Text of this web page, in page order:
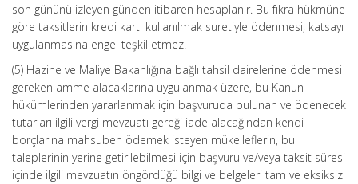
son gününü izleyen günden itibaren hesaplanır. Bu fıkra hükmüne
göre taksitlerin kredi kartı kullanılmak suretiyle ödenmesi, katsayı
uygulanmasına engel teşkil etmez.
(5) Hazine ve Maliye Bakanlığına bağlı tahsil dairelerine ödenmesi
gereken amme alacaklarına uygulanmak üzere, bu Kanun
hükümlerinden yararlanmak için başvuruda bulunan ve ödenecek
tutarları ilgili vergi mevzuatı gereği iade alacağından kendi
borçlarına mahsuben ödemek isteyen mükelleflerin, bu
taleplerinin yerine getirilebilmesi için başvuru ve/veya taksit süresi
içinde ilgili mevzuatın öngördüğü bilgi ve belgeleri tam ve eksiksiz